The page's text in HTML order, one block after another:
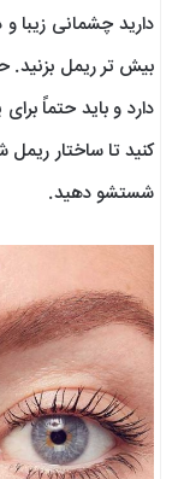
دارید چشمانی زیبا
بیش تر ریمل بزنید.
دارد و باید حتماً
کنید تا ساختار
شستشو دهید.